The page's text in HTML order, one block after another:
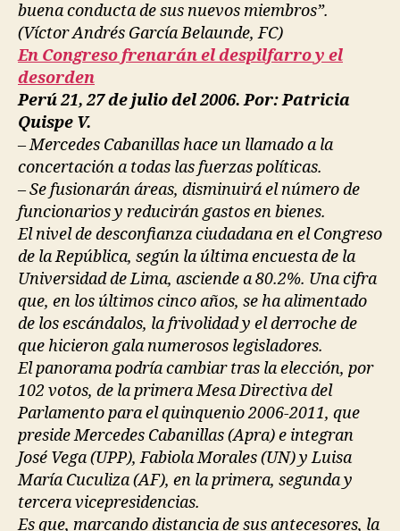
buena conducta de sus nuevos miembros”.
(Víctor Andrés García Belaunde, FC)
En Congreso frenarán el despilfarro y el
desorden
Perú 21, 27 de julio del 2006. Por: Patricia
Quispe V.
– Mercedes Cabanillas hace un llamado a la
concertación a todas las fuerzas políticas.
– Se fusionarán áreas, disminuirá el número de
funcionarios y reducirán gastos en bienes.
El nivel de desconfianza ciudadana en el Congreso
de la República, según la última encuesta de la
Universidad de Lima, asciende a 80.2%. Una cifra
que, en los últimos cinco años, se ha alimentado
de los escándalos, la frivolidad y el derroche de
que hicieron gala numerosos legisladores.
El panorama podría cambiar tras la elección, por
102 votos, de la primera Mesa Directiva del
Parlamento para el quinquenio 2006-2011, que
preside Mercedes Cabanillas (Apra) e integran
José Vega (UPP), Fabiola Morales (UN) y Luisa
María Cuculiza (AF), en la primera, segunda y
tercera vicepresidencias.
Es que, marcando distancia de sus antecesores, la